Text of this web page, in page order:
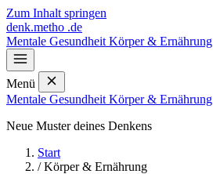
Zum Inhalt springen
denk.metho .de
Mentale Gesundheit Körper & Ernährung
Menü
Mentale Gesundheit Körper & Ernährung
Neue Muster deines Denkens
Start
/ Körper & Ernährung